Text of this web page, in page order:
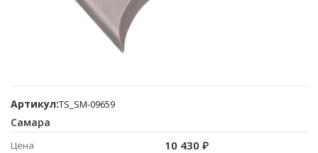
Артикул:TS_SM-09659
Самара
Цена 10 430 ₽